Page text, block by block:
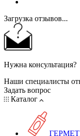
Загрузка отзывов...
Нужна консультация?
Наши специалисты
Задать вопрос
Каталог